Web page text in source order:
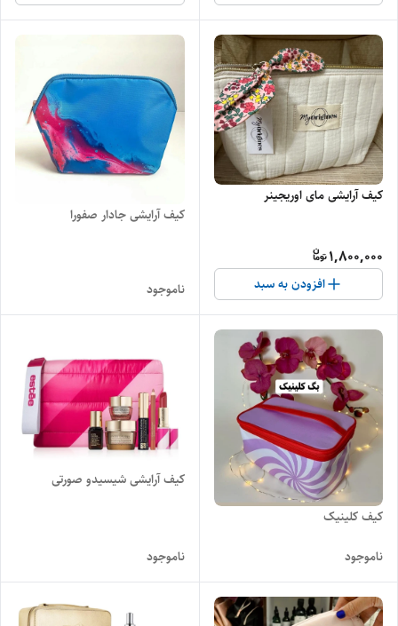
کیف آرایشی مای اوریجینر
1,800,000
افزودن به سبد
کیف آرایشی جادار صفورا
ناموجود
کیف کلینیک
ناموجود
کیف آرایشی شیسیدو صورتی
ناموجود